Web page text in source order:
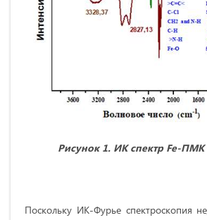
Рисунок 1. ИК спектр Fe-ПМК
Поскольку ИК-Фурье спектроскопия